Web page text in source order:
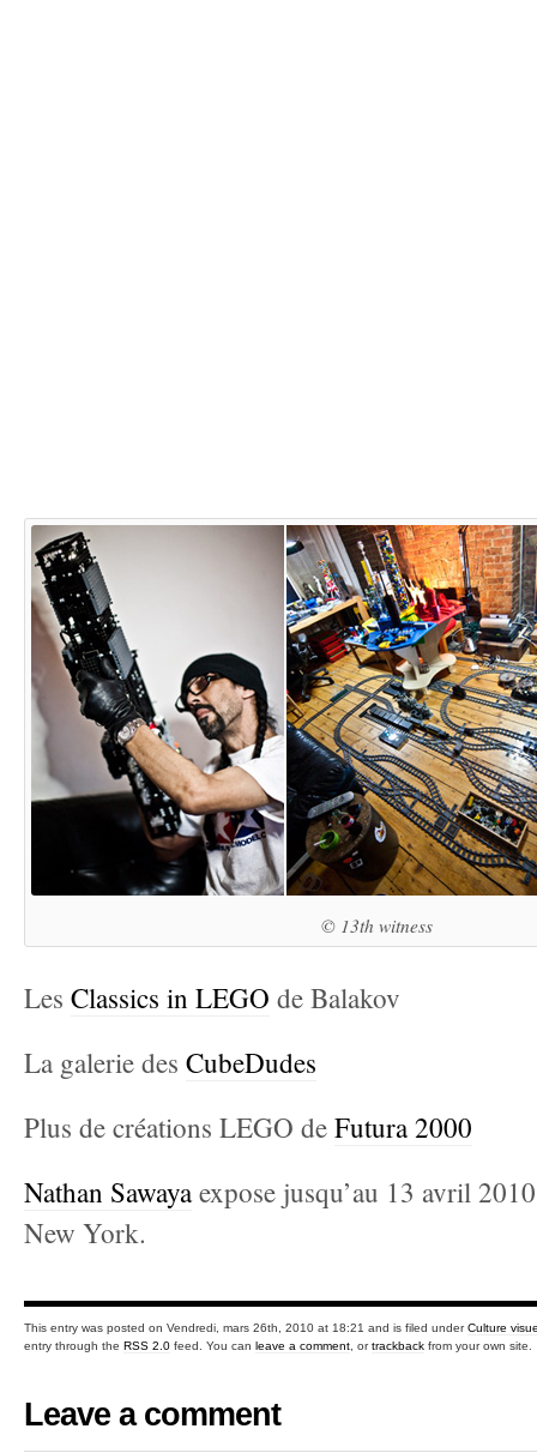
© 13th witness
Les Classics in LEGO de Balakov
La galerie des CubeDudes
Plus de créations LEGO de Futura 2000
Nathan Sawayaexpose jusqu’au 13 avril 2010
New York.
This entry was posted on Vendredi, mars 26th, 2010 at 18:21 and is filed underCulture
entry through the RSS 2.0 feed. You can leave a comment , ortrackback from your own site.
Leave a comment